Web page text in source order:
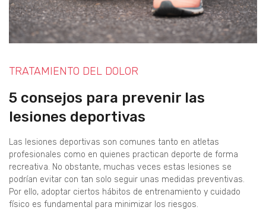
TRATAMIENTO DEL DOLOR
5 consejos para prevenir las
lesiones deportivas
Las lesiones deportivas son comunes tanto en atletas
profesionales como en quienes practican deporte de forma
recreativa. No obstante, muchas veces estas lesiones se
podrían evitar con tan solo seguir unas medidas preventivas.
Por ello, adoptar ciertos hábitos de entrenamiento y cuidado
físico es fundamental para minimizar los riesgos.